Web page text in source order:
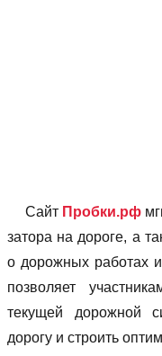
Сайт Пробки.рф
затора на дороге, а
о дорожных работах
позволяет
текущей дорожной
дорогу и строить